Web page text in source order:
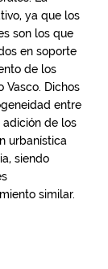
ya que los
son los que
en soporte
de los
Vasco. Dichos
entre
de los
urbanística
siendo
similar.